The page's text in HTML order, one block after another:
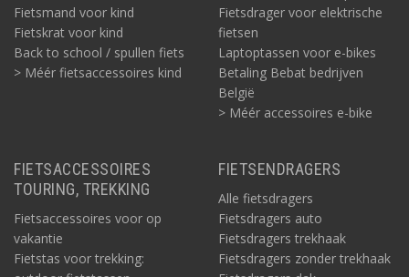
Fietsmand voor kind
Fietskrat voor kind
Back to school / spullen fiets
> Méér fietsaccessoires kind
Fietsdrager voor elektrische
fietsen
Laptoptassen voor e-bikes
Betaling Bebat bedrijven
België
> Méér accessoires e-bike
FIETSACCESSOIRES
TOURING, TREKKING
Fietsaccessoires voor op
vakantie
Fietstas voor trekking:
FIETSENDRAGERS
Alle fietsdragers
Fietsdragers auto
Fietsdragers trekhaak
Fietsdragers zonder trekhaak